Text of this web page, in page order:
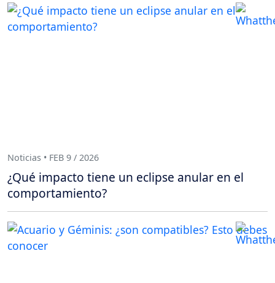
Noticias • FEB 9 / 2026
¿Qué impacto tiene un eclipse anular en el
comportamiento?